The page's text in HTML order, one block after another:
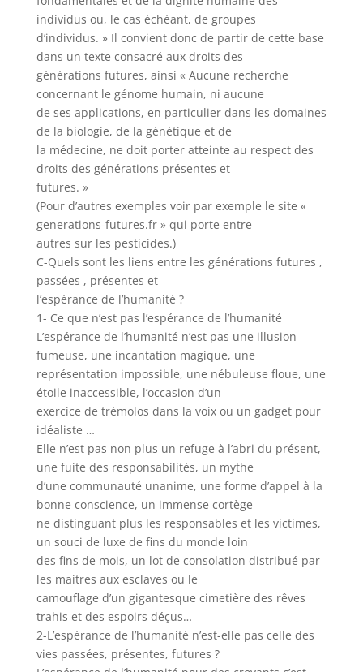
individus ou, le cas échéant, de groupes
d’individus. » Il convient donc de partir de cette base
dans un texte consacré aux droits des
générations futures, ainsi « Aucune recherche
concernant le génome humain, ni aucune
de ses applications, en particulier dans les domaines
de la biologie, de la génétique et de
la médecine, ne doit porter atteinte au respect des
droits des générations présentes et
futures. »
(Pour d’autres exemples voir par exemple le site «
generations-futures.fr » qui porte entre
autres sur les pesticides.)
C-Quels sont les liens entre les générations futures ,
passées , présentes et
l’espérance de l’humanité ?
1- Ce que n’est pas l’espérance de l’humanité
L’espérance de l’humanité n’est pas une illusion
fumeuse, une incantation magique, une
représentation impossible, une nébuleuse floue, une
étoile inaccessible, l’occasion d’un
exercice de trémolos dans la voix ou un gadget pour
idéaliste …
Elle n’est pas non plus un refuge à l’abri du présent,
une fuite des responsabilités, un mythe
d’une communauté unanime, une forme d’appel à la
bonne conscience, un immense cortège
ne distinguant plus les responsables et les victimes,
un souci de luxe de fins du monde loin
des fins de mois, un lot de consolation distribué par
les maitres aux esclaves ou le
camouflage d’un gigantesque cimetière des rêves
trahis et des espoirs déçus…
2-L’espérance de l’humanité n’est-elle pas celle des
vies passées, présentes, futures ?